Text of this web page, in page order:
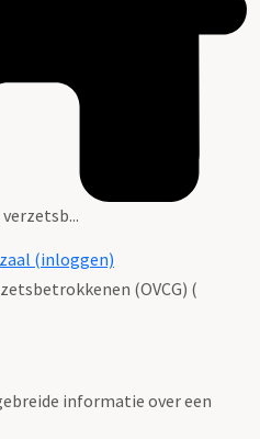
(inloggen)
(OVCG) (
informatie over een